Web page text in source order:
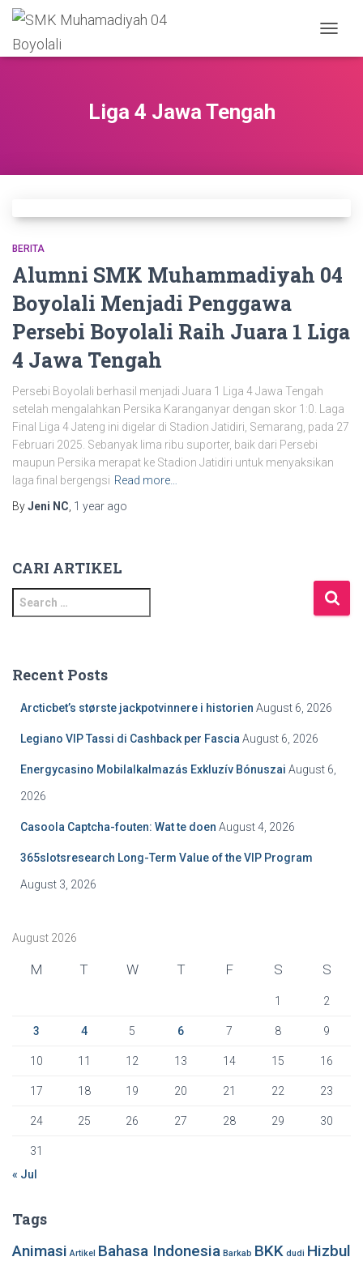
Liga 4 Jawa Tengah
BERITA
Alumni SMK Muhammadiyah 04
Boyolali Menjadi Penggawa
Persebi Boyolali Raih Juara 1 Liga
4 Jawa Tengah
Persebi Boyolali berhasil menjadi Juara 1 Liga 4 Jawa Tengah
setelah mengalahkan Persika Karanganyar dengan skor 1:0. Laga
Final Liga 4 Jateng ini digelar di Stadion Jatidiri, Semarang, pada 27
Februari 2025. Sebanyak lima ribu suporter, baik dari Persebi
maupun Persika merapat ke Stadion Jatidiri untuk menyaksikan
laga final bergengsi Read more…
ByJeni NC 1 year ago
CARI ARTIKEL
e
c
Recent Posts
Arcticbet’s største jackpotvinnere i historien August 6, 2026
Legiano VIP Tassi di Cashback per Fascia August 6, 2026
Energycasino Mobilalkalmazás Exkluzív Bónuszai August 6,
2026
Casoola Captcha-fouten: Wat te doen August 4, 2026
365slotsresearch Long-Term Value of the VIP Program
August 3, 2026
August 2026
M T W T F S S
1 2
3 4 5 6 7 8 9
10 11 12 13 14 15 16
17 18 19 20 21 22 23
24 25 26 27 28 29 30
31
« Jul
Tags
Animasi Artikel Bahasa Indonesia Barkab BKK dudi Hizbul